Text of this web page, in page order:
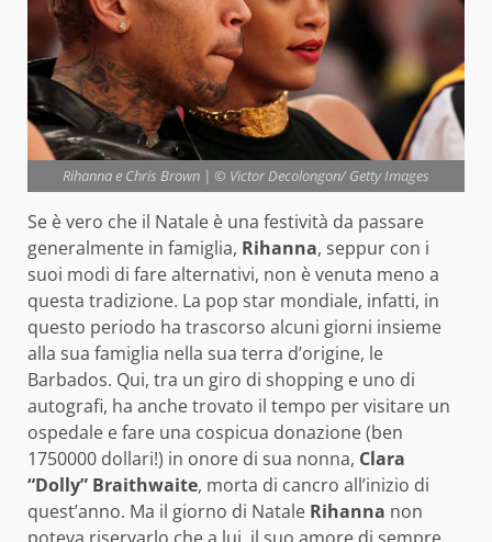
Rihanna e Chris Brown | © Victor Decolongon/ Getty Images
Se è vero che il Natale è una festività da passare
generalmente in famiglia, Rihanna, seppur con i
suoi modi di fare alternativi, non è venuta meno a
questa tradizione. La pop star mondiale, infatti, in
questo periodo ha trascorso alcuni giorni insieme
alla sua famiglia nella sua terra d’origine, le
Barbados. Qui, tra un giro di shopping e uno di
autografi, ha anche trovato il tempo per visitare un
ospedale e fare una cospicua donazione (ben
1750000 dollari!) in onore di sua nonna, Clara
“Dolly” Braithwaite, morta di cancro all’inizio di
quest’anno. Ma il giorno di Natale Rihanna non